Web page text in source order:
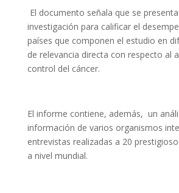
El documento señala que se
investigación para calificar el
países que componen el estudio en
de relevancia directa con respecto al
control del cáncer.
El informe contiene, además, un
información de varios organismos
entrevistas realizadas a 20
a nivel mundial.